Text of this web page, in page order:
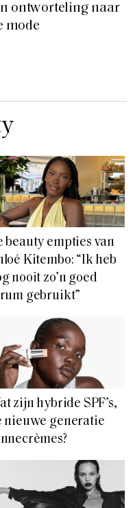
ontworteling naar
mode
beauty empties van
Kitembo: “Ik heb
nooit zo’n goed
gebruikt”
zijn hybride SPF’s,
nieuwe generatie